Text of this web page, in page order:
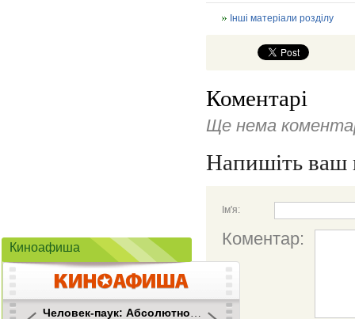
Інші матеріали розділу
Коментарі
Ще нема
Напишіть ваш
Ім'я:
Коментар:
Киноафиша